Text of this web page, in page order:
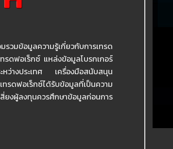
วมข้อมูลความรู้เกี่ยวกับการเทรด
รดฟอเร็กซ์ แหล่งข้อมูลโบรกเกอร์
ว่างประเทศ เครื่องมือสนับสนุน
รดฟอเร็กซ์ได้รับข้อมูลที่เป็นความ
ยงผู้ลงทุนควรศึกษาข้อมูลก่อนการ